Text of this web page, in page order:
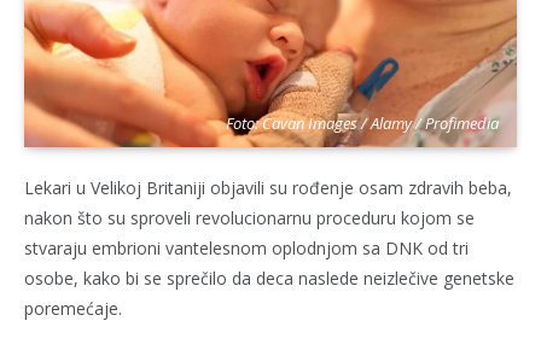
Foto: Cavan Images / Alamy / Profimedia
Lekari u Velikoj Britaniji objavili su rođenje osam zdravih beba,
nakon što su sproveli revolucionarnu proceduru kojom se
stvaraju embrioni vantelesnom oplodnjom sa DNK od tri
osobe, kako bi se sprečilo da deca naslede neizlečive genetske
poremećaje.